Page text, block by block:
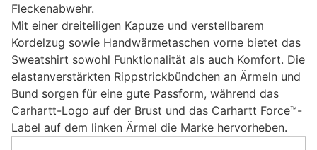
Fleckenabwehr.
Mit einer dreiteiligen Kapuze und verstellbarem
Kordelzug sowie Handwärmetaschen vorne bietet das
Sweatshirt sowohl Funktionalität als auch Komfort. Die
elastanverstärkten Rippstrickbündchen an Ärmeln und
Bund sorgen für eine gute Passform, während das
Carhartt-Logo auf der Brust und das Carhartt Force™-
Label auf dem linken Ärmel die Marke hervorheben.